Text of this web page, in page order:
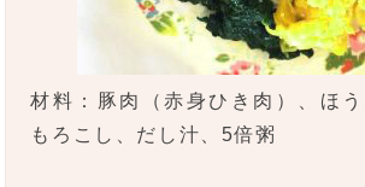
材料：豚肉（赤身ひき肉）、ほ
もろこし、だし汁、5倍粥